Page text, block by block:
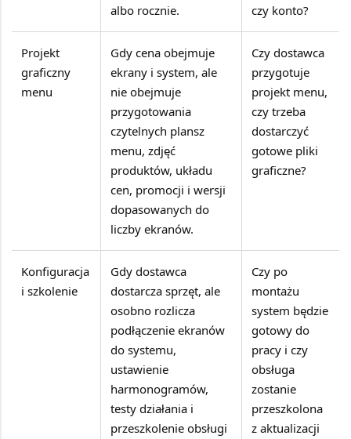
albo rocznie.
czy konto?
Projekt
graficzny
menu
Gdy cena obejmuje
ekrany i system, ale
nie obejmuje
przygotowania
czytelnych plansz
menu, zdjęć
produktów, układu
cen, promocji i wersji
dopasowanych do
liczby ekranów.
Czy dostawca
przygotuje
projekt menu,
czy trzeba
dostarczyć
gotowe pliki
graficzne?
Konfiguracja
i szkolenie
Gdy dostawca
dostarcza sprzęt, ale
osobno rozlicza
podłączenie ekranów
do systemu,
ustawienie
harmonogramów,
testy działania i
przeszkolenie obsługi
Czy po
montażu
system będzie
gotowy do
pracy i czy
obsługa
zostanie
przeszkolona
z aktualizacji